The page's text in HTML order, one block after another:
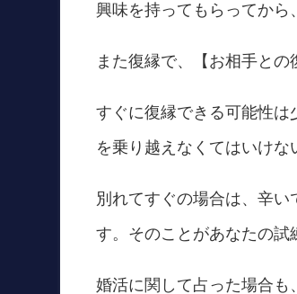
興味を持ってもらってから
また復縁で、【お相手との
すぐに復縁できる可能性
を乗り越えなくてはいけな
別れてすぐの場合は、辛
す。そのことがあなたの試
婚活に関して占った場合